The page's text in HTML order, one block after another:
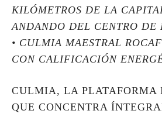
KILÓMETROS DE LA
ANDANDO DEL CENTRO DE
• CULMIA MAESTRAL
CON CALIFICACIÓN
CULMIA, LA
QUE CONCENTRA